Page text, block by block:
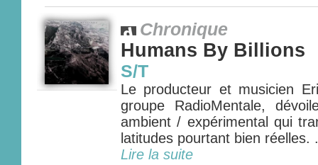
Chronique
Humans By Billions
S/T
Le producteur et musicien
groupe RadioMentale,
ambient / expérimental qui
latitudes pourtant bien réelles.
Lire la suite